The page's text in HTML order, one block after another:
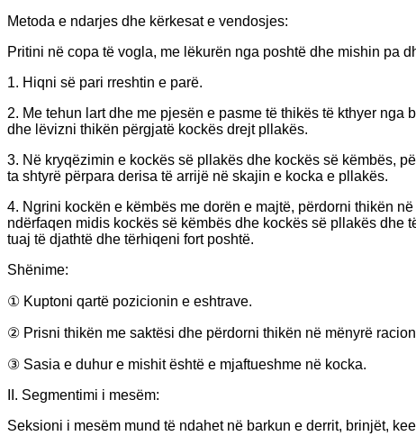
Metoda e ndarjes dhe kërkesat e vendosjes:
Pritini në copa të vogla, me lëkurën nga poshtë dhe mishin pa
1. Hiqni së pari rreshtin e parë.
2. Me tehun lart dhe me pjesën e pasme të thikës të kthyer
dhe lëvizni thikën përgjatë kockës drejt pllakës.
3. Në kryqëzimin e kockës së pllakës dhe kockës së këmbës,
ta shtyrë përpara derisa të arrijë në skajin e kocka e pllakës.
4. Ngrini kockën e këmbës me dorën e majtë, përdorni thikën
ndërfaqen midis kockës së këmbës dhe kockës së pllakës dhe
tuaj të djathtë dhe tërhiqeni fort poshtë.
Shënime:
① Kuptoni qartë pozicionin e eshtrave.
② Prisni thikën me saktësi dhe përdorni thikën në mënyrë
③ Sasia e duhur e mishit është e mjaftueshme në kocka.
II. Segmentimi i mesëm:
Seksioni i mesëm mund të ndahet në barkun e derrit, brinjët,